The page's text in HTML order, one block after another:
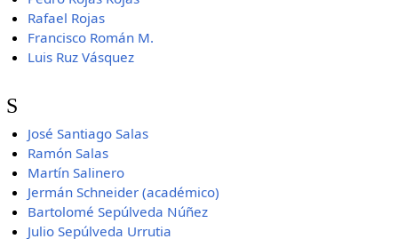
Rafael Rojas
Francisco Román M.
Luis Ruz Vásquez
S
José Santiago Salas
Ramón Salas
Martín Salinero
Jermán Schneider (académico)
Bartolomé Sepúlveda Núñez
Julio Sepúlveda Urrutia